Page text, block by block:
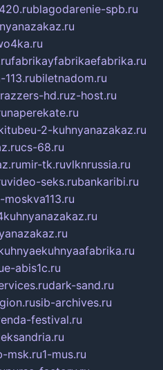
blagodarenie-spb.ru
fabrikayfabrikaefabrika.ru
biletnadom.ru
hd.ruz-host.ru
naperekate.ru
2-kuhnyanazakaz.ru
cs-68.ru
mir-tk.ruvlknrussia.ru
video-seks.rubankaribi.ru
e-abis1c.ru
dark-sand.ru
sib-archives.ru
festival.ru
msk.ru1-mus.ru